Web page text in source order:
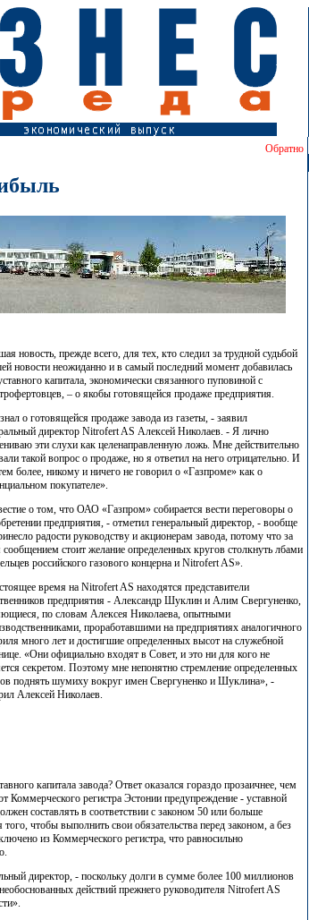
Обратно
новость, прежде всего, для тех, кто следил за трудной судьбой
новости неожиданно и в самый последний момент добавилась
капитала, экономически связанного пуповиной с
– о якобы готовящейся продаже предприятия.
о готовящейся продаже завода из газеты, - заявил
директор Nitrofert AS Алексей Николаев. - Я лично
эти слухи как целенаправленную ложь. Мне действительно
такой вопрос о продаже, но я ответил на него отрицательно. И
более, никому и ничего не говорил о «Газпроме» как о
покупателе».
о том, что ОАО «Газпром» собирается вести переговоры о
предприятия, - отметил генеральный директор, - вообще
радости руководству и акционерам завода, потому что за
сообщением стоит желание определенных кругов столкнуть лбами
российского газового концерна и Nitrofert AS».
время на Nitrofert AS находятся представители
предприятия - Александр Шуклин и Алим Свергуненко,
по словам Алексея Николаева, опытными
проработавшими на предприятиях аналогичного
много лет и достигшие определенных высот на служебной
«Они официально входят в Совет, и это ни для кого не
секретом. Поэтому мне непонятно стремление определенных
поднять шумиху вокруг имен Свергуненко и Шуклина», -
Алексей Николаев.
капитала завода? Ответ оказался гораздо прозаичнее, чем
регистра Эстонии предупреждение - уставной
составлять в соответствии с законом 50 или больше
чтобы выполнить свои обязательства перед законом, а без
из Коммерческого регистра, что равносильно
директор, - поскольку долги в сумме более 100 миллионов
действий прежнего руководителя Nitrofert AS